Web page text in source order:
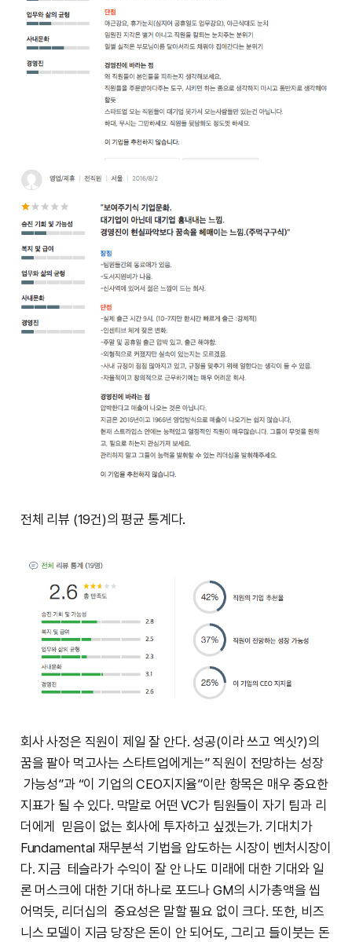
전체 리뷰 (19건)의 평균 통계다.
회사 사정은 직원이 제일 잘 안다. 성공(이라 쓰고 엑싯?)의
꿈을 팔아 먹고사는 스타트업에게는” 직원이 전망하는 성장
가능성”과 “이 기업의 CEO지지율”이란 항목은 매우 중요한
지표가 될 수 있다. 막말로 어떤 VC가 팀원들이 자기 팀과 리
더에게 믿음이 없는 회사에 투자하고 싶겠는가. 기대치가
Fundamental 재무분석 기법을 압도하는 시장이 벤처시장이
다. 지금 테슬라가 수익이 잘 안 나도 미래에 대한 기대와 일
론 머스크에 대한 기대 하나로 포드나 GM의 시가총액을 씹
어먹듯, 리더십의 중요성은 말할 필요 없이 크다. 또한, 비즈
니스 모델이 지금 당장은 돈이 안 되어도, 그리고 들이붓는 돈